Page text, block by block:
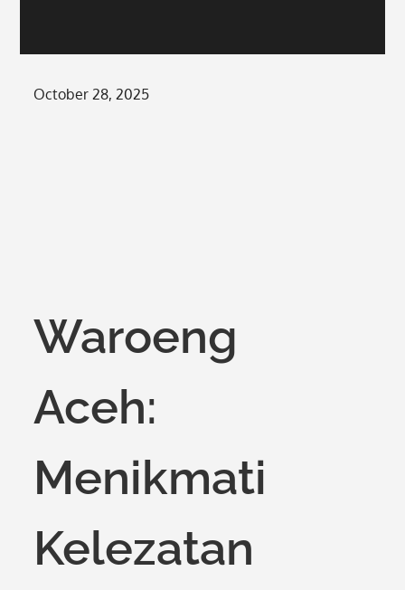
Posted
October 28, 2025
Waroeng
Aceh:
Menikmati
Kelezatan